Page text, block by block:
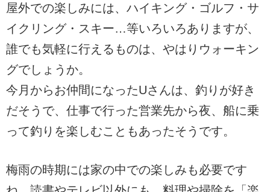
屋外での楽しみには、ハイキング・ゴルフ・サ
イクリング・スキー…等いろいろありますが、
誰でも気軽に行えるものは、やはりウォーキン
グでしょうか。
今月からお仲間になったUさんは、釣りが好き
だそうで、仕事で行った営業先から夜、船に乗
って釣りを楽しむこともあったそうです。
梅雨の時期には家の中での楽しみも必要です